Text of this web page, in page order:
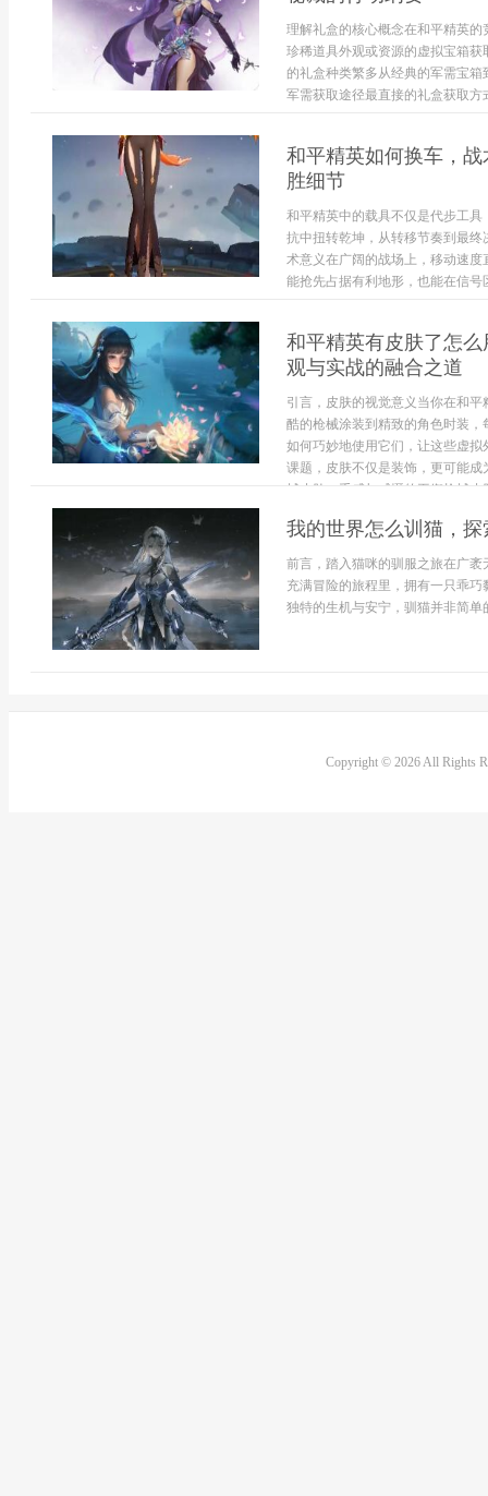
理解礼盒的核心概念在和平精英
珍稀道具外观或资源的虚拟宝箱
的礼盒种类繁多从经典的军需宝
军需获取途径最直接的礼盒获取
和平精英如何换车，
胜细节
和平精英中的载具不仅是代步工
抗中扭转乾坤，从转移节奏到最
术意义在广阔的战场上，移动速
能抢先占据有利地形，也能在信
和平精英有皮肤了怎
观与实战的融合之道
引言，皮肤的视觉意义当你在和
酷的枪械涂装到精致的角色时装
如何巧妙地使用它们，让这些虚
课题，皮肤不仅是装饰，更可能
械皮肤，手感与威慑的平衡枪械皮
我的世界怎么训猫，
前言，踏入猫咪的驯服之旅在广
充满冒险的旅程里，拥有一只乖
独特的生机与安宁，驯猫并非简单
Copyright © 2026 All Rights